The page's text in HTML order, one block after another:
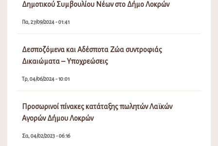
Δημοτικού Συμβουλίου Νέων στο Δήμο Λοκρών
Πα, 27/09/2024 - 01:41
Δεσποζόμενα και Αδέσποτα Ζώα συντροφιάς
Δικαιώματα – Υποχρεώσεις
Τρ, 04/06/2024 - 10:01
Προσωρινοί πίνακες κατάταξης πωλητών Λαϊκών
Αγορών Δήμου Λοκρών
Σα, 04/02/2023 - 06:16